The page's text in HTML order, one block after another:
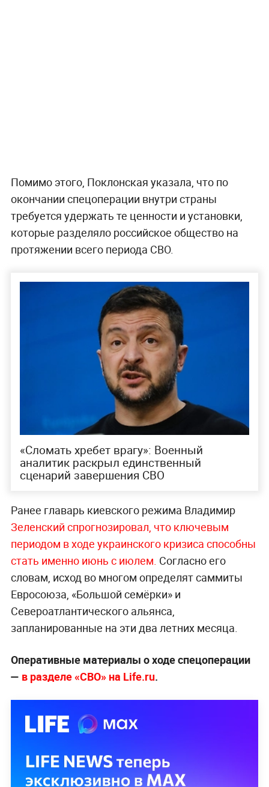
Помимо этого, Поклонская указала, что по
окончании спецоперации внутри страны
требуется удержать те ценности и установки,
которые разделяло российское общество на
протяжении всего периода СВО.
«Сломать хребет врагу»: Военный
аналитик раскрыл единственный
сценарий завершения СВО
Ранее главарь киевского режима Владимир
Зеленский спрогнозировал, что ключевым
периодом в ходе украинского кризиса способны
стать именно июнь с июлем. Согласно его
словам, исход во многом определят саммиты
Евросоюза, «Большой семёрки» и
Североатлантического альянса,
запланированные на эти два летних месяца.
Оперативные материалы о ходе спецоперации
— в разделе «СВО» на Life.ru.